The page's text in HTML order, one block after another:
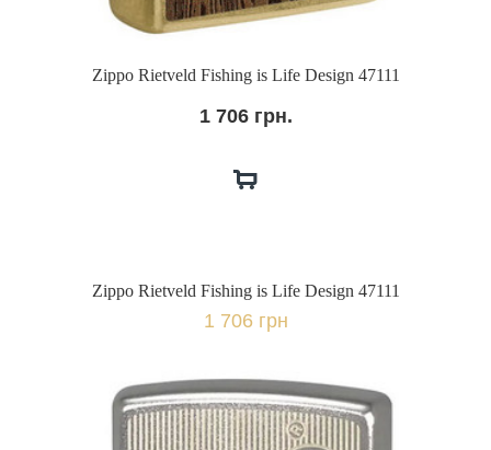
Zippo Rietveld Fishing is Life Design 47111
1 706 грн.
Zippo Rietveld Fishing is Life Design 47111
1 706 грн